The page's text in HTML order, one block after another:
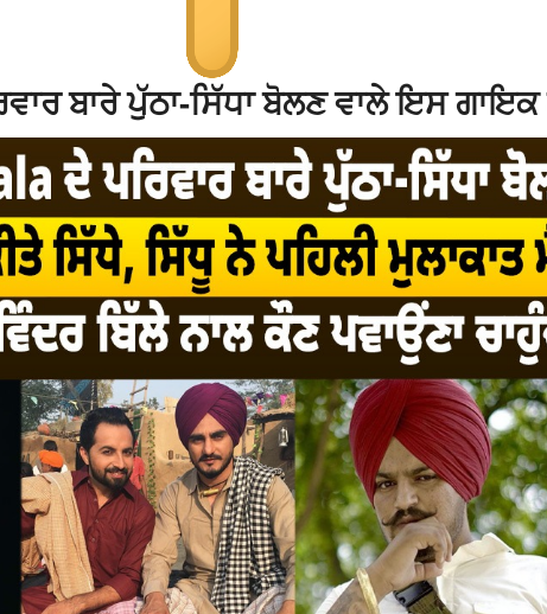
ਬਾਰੇ ਪੁੱਠਾ-ਸਿੱਧਾ ਬੋਲਣ ਵਾਲੇ ਇਸ ਗਾਇਕ